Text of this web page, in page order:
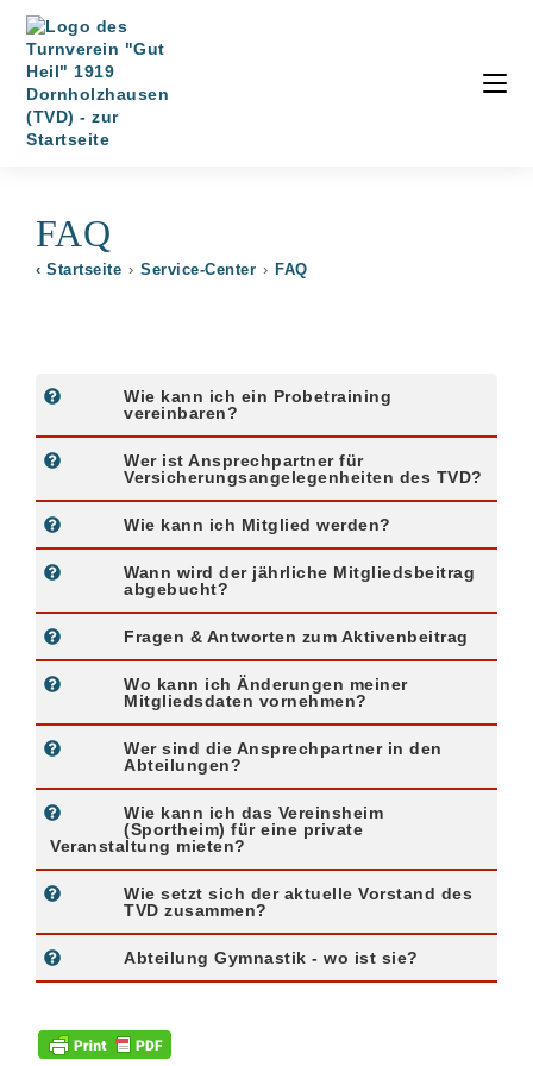
FAQ
‹ Startseite › Service-Center › FAQ
Wie kann ich ein Probetraining
vereinbaren?
Wer ist Ansprechpartner für
Versicherungsangelegenheiten des TVD?
Wie kann ich Mitglied werden?
Wann wird der jährliche Mitgliedsbeitrag
abgebucht?
Fragen & Antworten zum Aktivenbeitrag
Wo kann ich Änderungen meiner
Mitgliedsdaten vornehmen?
Wer sind die Ansprechpartner in den
Abteilungen?
Wie kann ich das Vereinsheim
(Sportheim) für eine private
Veranstaltung mieten?
Wie setzt sich der aktuelle Vorstand des
TVD zusammen?
Abteilung Gymnastik - wo ist sie?